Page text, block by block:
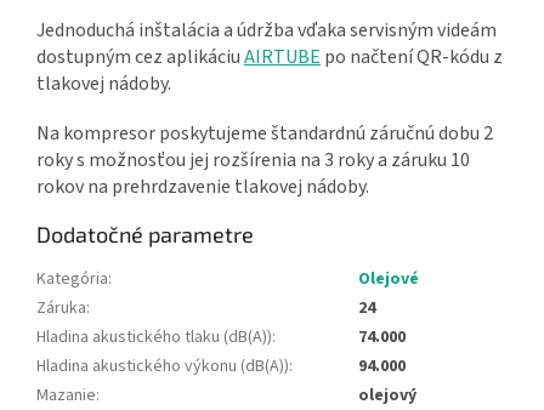
Jednoduchá inštalácia a údržba vďaka servisným videám
dostupným cez aplikáciuAIRTUBE po načtení QR-kódu z
tlakovej nádoby.
Na kompresor poskytujeme štandardnú záručnú dobu 2
roky s možnosťou jej rozšírenia na 3 roky a záruku 10
rokov na prehrdzavenie tlakovej nádoby.
Dodatočné parametre
Kategória:
Olejové
Záruka:
24
Hladina akustického tlaku (dB(A)):
74.000
Hladina akustického výkonu (dB(A)):
94.000
Mazanie:
olejový